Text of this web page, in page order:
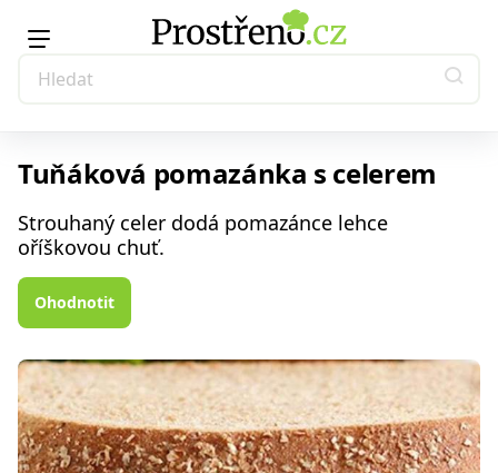
Tuňáková pomazánka s celerem
Strouhaný celer dodá pomazánce lehce
oříškovou chuť.
Ohodnotit